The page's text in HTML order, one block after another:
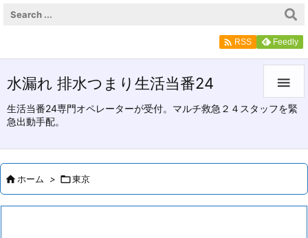
水漏れ 排水つまり生活当番24
生活当番24専門オペレーターが受付。マルチ救急２４スタッフを緊
急出動手配。

 RSS Feedly
ホーム > 東京